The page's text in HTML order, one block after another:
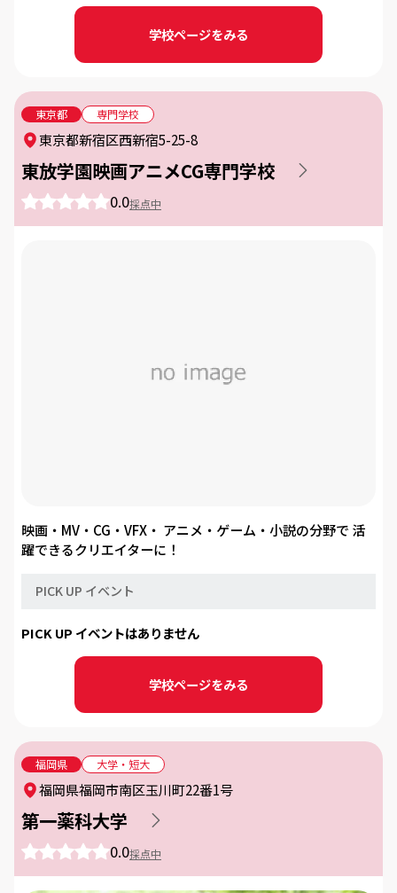
学校ページをみる
東京都 専門学校
東放学園映画アニメCG専門学校
0.0採点中
東京都新宿区西新宿5-25-8
映画・MV・CG・VFX・ アニメ・ゲーム・小説の分野で 活
躍できるクリエイターに！
PICK UP イベント
PICK UP イベントはありません
学校ページをみる
福岡県 大学・短大
第一薬科大学
0.0採点中
福岡県福岡市南区玉川町22番1号